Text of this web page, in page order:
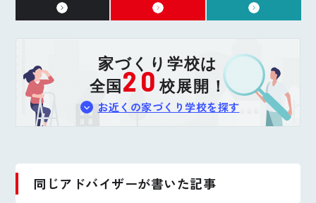
家づくり学校は
全国20校展開！
お近くの家づくり学校を探す
同じアドバイザーが書いた記事